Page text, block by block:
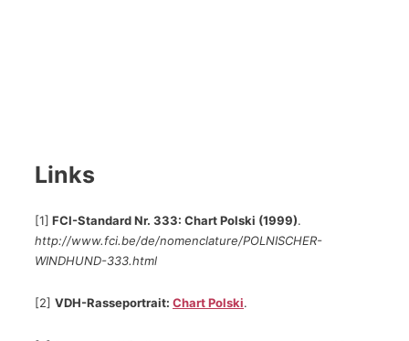
Links
[1] FCI-Standard Nr. 333: Chart Polski (1999).
http://www.fci.be/de/nomenclature/POLNISCHER-
WINDHUND-333.html
[2] VDH-Rasseportrait: Chart Polski.